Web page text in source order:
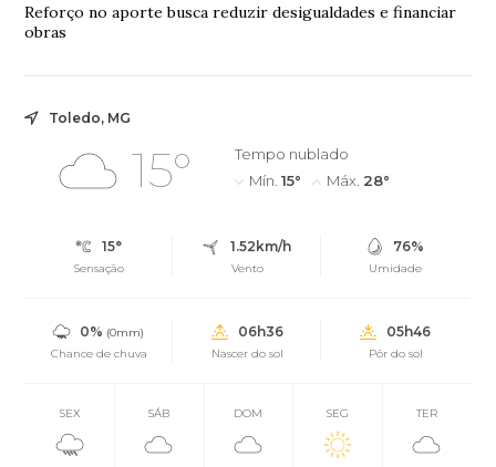
Reforço no aporte busca reduzir desigualdades e financiar
obras
Toledo, MG
15°
Tempo nublado
Mín. 15° Máx. 28°
15°
Sensação
1.52km/h
Vento
76%
Umidade
0% (0mm)
Chance de chuva
06h36
Nascer do sol
05h46
Pôr do sol
SEX SÁB DOM SEG TER